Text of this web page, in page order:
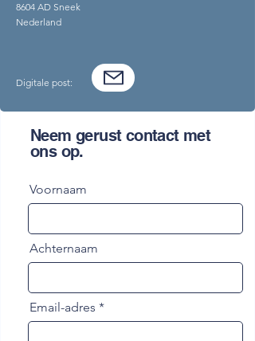
8604 AD Sneek
Nederland
Digitale post:​​
Neem gerust contact met
ons op.
Voornaam
Achternaam
Email-adres